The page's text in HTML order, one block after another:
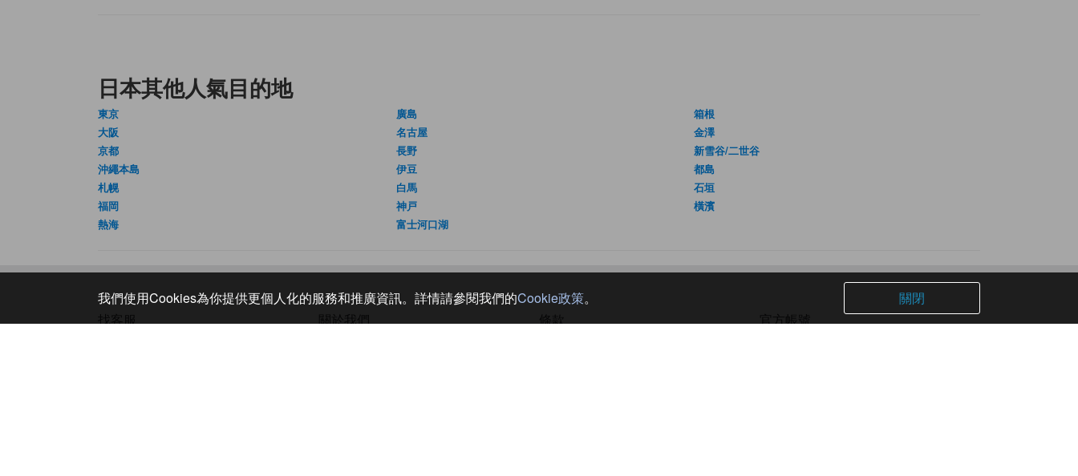
日本其他人氣目的地
東京
大阪
京都
沖繩本島
札幌
福岡
熱海
廣島
名古屋
長野
伊豆
白馬
神戸
富士河口湖
箱根
金澤
新雪谷/二世谷
都島
石垣
橫濱
找客服 關於我們 條款 官方帳號
我們使用Cookies為你提供更個人化的服務和推廣資訊。詳情請參閱我們的Cookie政策。 關閉